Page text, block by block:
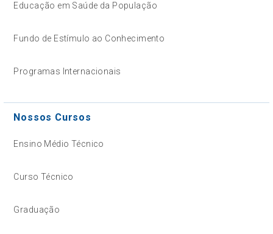
Educação em Saúde da População
Fundo de Estímulo ao Conhecimento
Programas Internacionais
Nossos Cursos
Ensino Médio Técnico
Curso Técnico
Graduação